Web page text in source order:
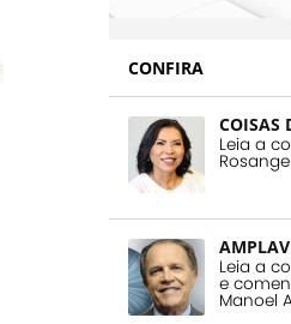
CONFIRA
COISAS
Leia a
Leia a
e
Manoel